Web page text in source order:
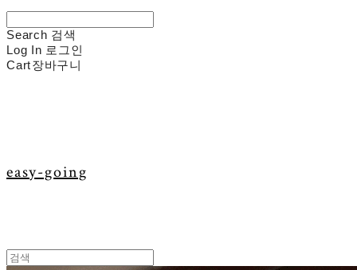
Search 검색
Log In 로그인
Cart장바구니
easy-going